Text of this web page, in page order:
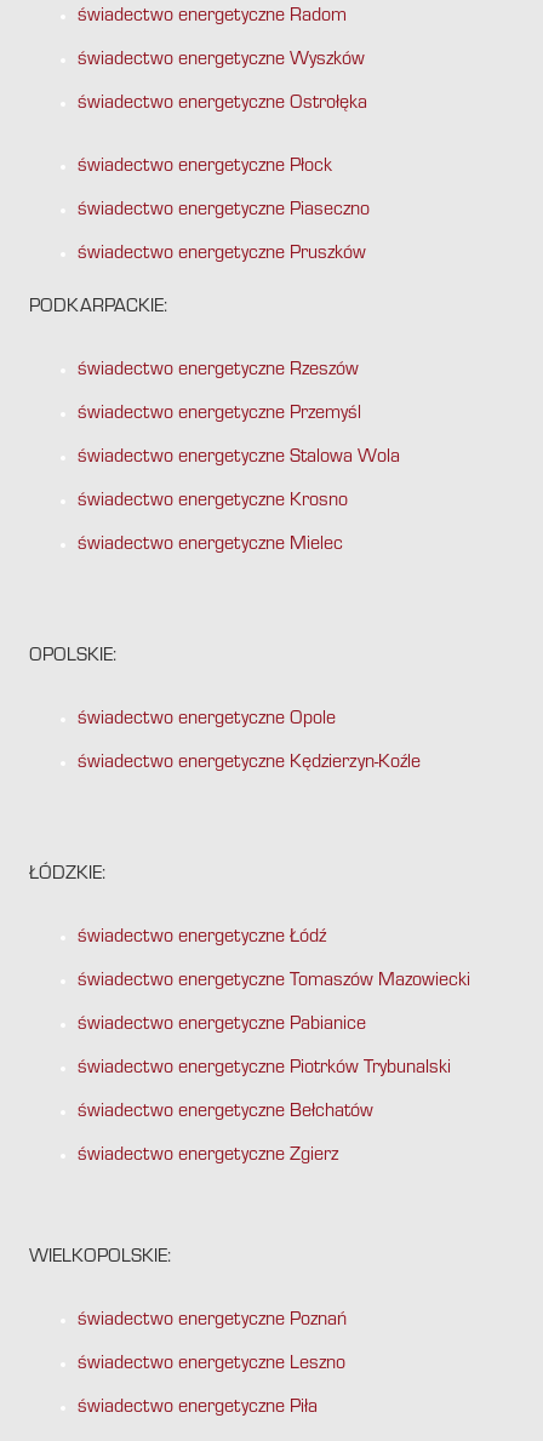
świadectwo energetyczne Radom
świadectwo energetyczne Wyszków
świadectwo energetyczne Ostrołęka
świadectwo energetyczne Płock
świadectwo energetyczne Piaseczno
świadectwo energetyczne Pruszków
PODKARPACKIE:
świadectwo energetyczne Rzeszów
świadectwo energetyczne Przemyśl
świadectwo energetyczne Stalowa Wola
świadectwo energetyczne Krosno
świadectwo energetyczne Mielec
OPOLSKIE:
świadectwo energetyczne Opole
świadectwo energetyczne Kędzierzyn-Koźle
ŁÓDZKIE:
świadectwo energetyczne Łódź
świadectwo energetyczne Tomaszów Mazowiecki
świadectwo energetyczne Pabianice
świadectwo energetyczne Piotrków Trybunalski
świadectwo energetyczne Bełchatów
świadectwo energetyczne Zgierz
WIELKOPOLSKIE:
świadectwo energetyczne Poznań
świadectwo energetyczne Leszno
świadectwo energetyczne Piła